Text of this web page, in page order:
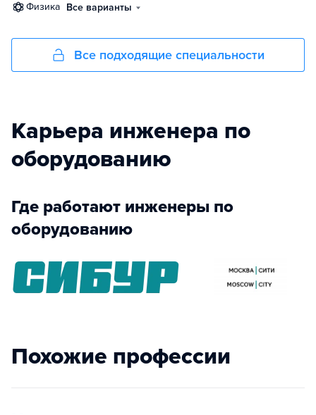
физика Все варианты
Все подходящие специальности
Карьера инженера по
оборудованию
Где работают инженеры по
оборудованию
Похожие профессии